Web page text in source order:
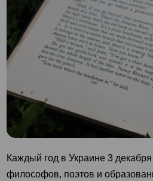
Каждый год в Украине 3
философов, поэтов и